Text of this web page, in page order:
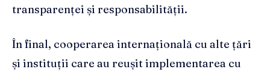
transparenței și responsabilității.
În final, cooperarea internațională cu alte țări
și instituții care au reușit implementarea cu